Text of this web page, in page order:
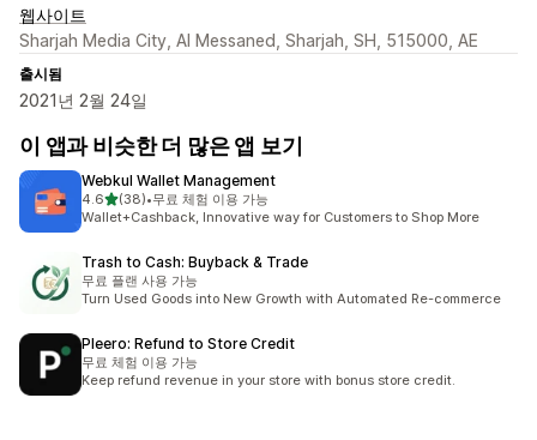
웹사이트
Sharjah Media City, Al Messaned, Sharjah, SH, 515000, AE
출시됨
2021년 2월 24일
이 앱과 비슷한 더 많은 앱 보기
Webkul Wallet Management
4.6별 5개 중
(38)
총 리뷰 38개
•무료 체험 이용 가능
Wallet+Cashback, Innovative way for Customers to Shop More
Trash to Cash: Buyback & Trade
무료 플랜 사용 가능
Turn Used Goods into New Growth with Automated Re-commerce
Pleero: Refund to Store Credit
무료 체험 이용 가능
Keep refund revenue in your store with bonus store credit.